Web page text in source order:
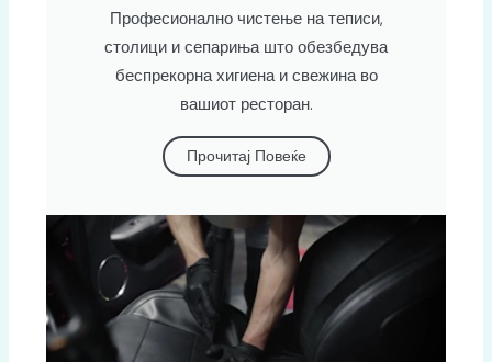
Професионално чистење на теписи,
столици и сепариња што обезбедува
беспрекорна хигиена и свежина во
вашиот ресторан.
Прочитај Повеќе